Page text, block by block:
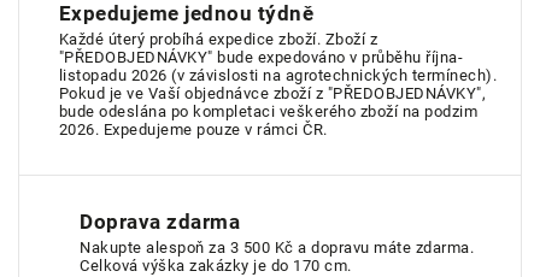
Expedujeme jednou týdně
Každé úterý probíhá expedice zboží. Zboží z
"PŘEDOBJEDNÁVKY" bude expedováno v průběhu října-
listopadu 2026 (v závislosti na agrotechnických termínech).
Pokud je ve Vaší objednávce zboží z "PŘEDOBJEDNÁVKY",
bude odeslána po kompletaci veškerého zboží na podzim
2026. Expedujeme pouze v rámci ČR.
Doprava zdarma
Nakupte alespoň za 3 500 Kč a dopravu máte zdarma.
Celková výška zakázky je do 170 cm.